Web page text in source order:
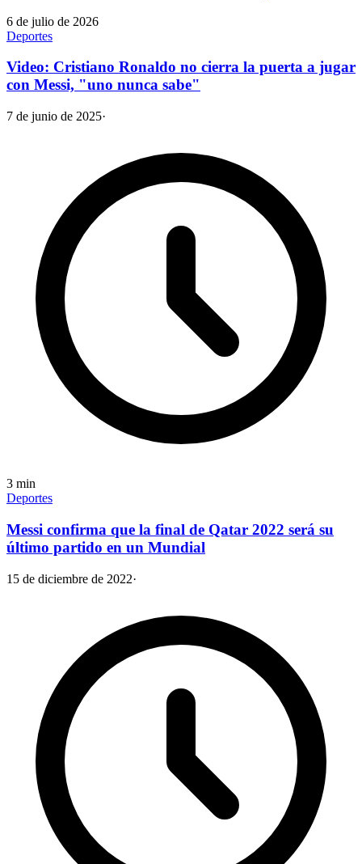
6 de julio de 2026
Deportes
Video: Cristiano Ronaldo no cierra la puerta a jugar
con Messi, "uno nunca sabe"
7 de junio de 2025·
3 min
Deportes
Messi confirma que la final de Qatar 2022 será su
último partido en un Mundial
15 de diciembre de 2022·